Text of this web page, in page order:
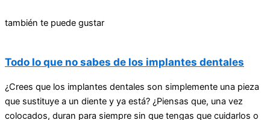
también te puede gustar
Todo lo que no sabes de los implantes dentales
¿Crees que los implantes dentales son simplemente una pieza
que sustituye a un diente y ya está? ¿Piensas que, una vez
colocados, duran para siempre sin que tengas que cuidarlos o